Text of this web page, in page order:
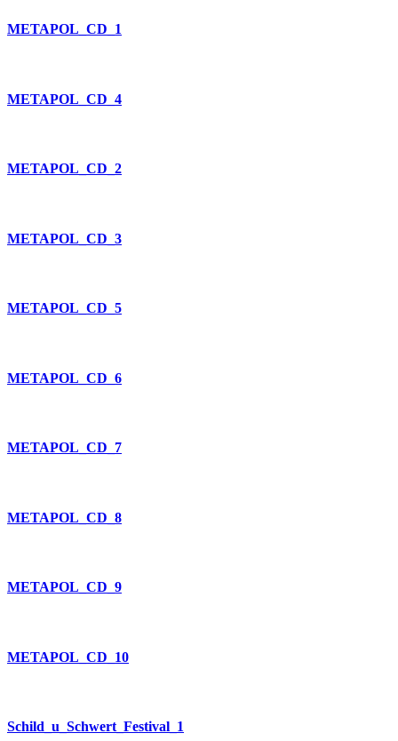
METAPOL_CD_1
METAPOL_CD_4
METAPOL_CD_2
METAPOL_CD_3
METAPOL_CD_5
METAPOL_CD_6
METAPOL_CD_7
METAPOL_CD_8
METAPOL_CD_9
METAPOL_CD_10
Schild_u_Schwert_Festival_1